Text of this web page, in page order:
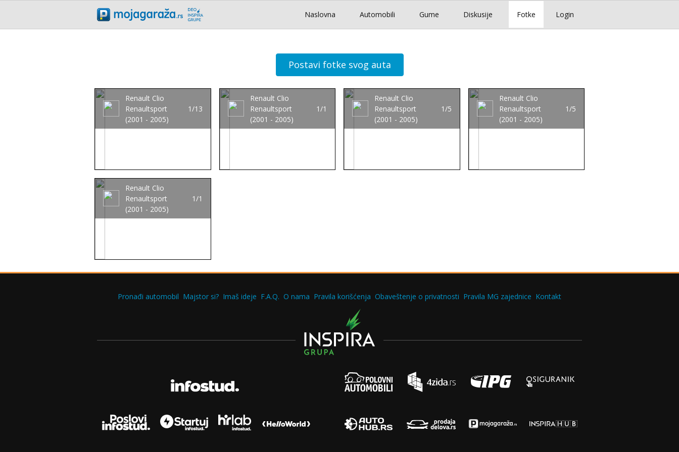
Login
Naslovna Automobili Gume Diskusije Fotke
Postavi fotke svog auta
Renault Clio
Renaultsport
(2001 - 2005)
1/13
Renault Clio
Renaultsport
(2001 - 2005)
1/1
Renault Clio
Renaultsport
(2001 - 2005)
1/5
Renault Clio
Renaultsport
(2001 - 2005)
1/5
Renault Clio
Renaultsport
(2001 - 2005)
1/1
Pronađi automobil Majstor si? Imaš ideje F.A.Q. O nama Pravila korišćenja Obaveštenje o privatnosti Pravila MG zajednice Kontakt